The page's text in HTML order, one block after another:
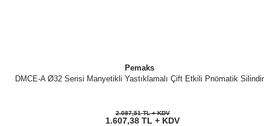
Pemaks
DMCE-A Ø32 Serisi Manyetikli Yastıklamalı Çift Etkili Pnömatik Silindir
2.087,51 TL + KDV
1.607,38 TL + KDV